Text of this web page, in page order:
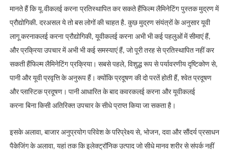
मानते हैं कि यू.वीकलई करना प्रतिस्थापित कर सकते हैंफिल्म लैमिनेटिंग पुस्तक मुद्रण में
प्रौद्योगिकी. दरअसल ये तो बस लोगों की चाहत है. कुछ मुद्रण संयंत्रों के अनुसार यूवी
लागू करनाकलई करना प्रौद्योगिकी, यूवीकलई करना अभी भी कई पहलुओं में सीमाएं हैं,
और प्रक्रिया उपचार में अभी भी कई समस्याएं हैं, जो पूरी तरह से प्रतिस्थापित नहीं कर
सकती हैंफिल्म लैमिनेटिंग प्रक्रिया। सबसे पहले, विशुद्ध रूप से पर्यावरणीय दृष्टिकोण से,
पानी और यूवी प्रवृत्ति के अनुरूप हैं। क्योंकि प्रदूषण की दो परतें होती हैं, श्वेत प्रदूषण
और प्लास्टिक प्रदूषण। पानी आधारित के बाद कवरकलई करना और यूवीकलई
करना बिना किसी अतिरिक्त उपचार के सीधे प्राप्त किया जा सकता है।
इसके अलावा, बाजार अनुप्रयोग परिवेश के परिप्रेक्ष्य से, भोजन, दवा और सौंदर्य प्रसाधन
पैकेजिंग के अलावा, यहां तक ​​कि इलेक्ट्रॉनिक उत्पाद जो सीधे मानव शरीर से संपर्क नहीं